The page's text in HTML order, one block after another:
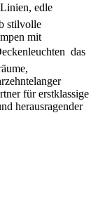
edle
stilvolle
mit
 das
für erstklassige
herausragender